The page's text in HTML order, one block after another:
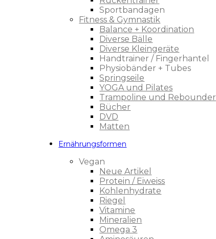
Sportbandagen
Fitness & Gymnastik
Balance + Koordination
Diverse Bälle
Diverse Kleingeräte
Handtrainer / Fingerhantel
Physiobänder + Tubes
Springseile
YOGA und Pilates
Trampoline und Rebounder
Bücher
DVD
Matten
Ernährungsformen
Vegan
Neue Artikel
Protein / Eiweiss
Kohlenhydrate
Riegel
Vitamine
Mineralien
Omega 3